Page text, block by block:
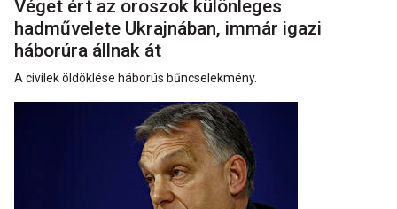
Véget ért az oroszok különleges
hadművelete Ukrajnában, immár igazi
háborúra állnak át
A civilek öldöklése háborús bűncselekmény.